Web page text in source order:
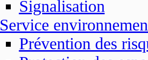
Signalisation
Service
Prévention des